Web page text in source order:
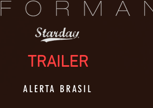
TRAILER
ALERTA BRASIL